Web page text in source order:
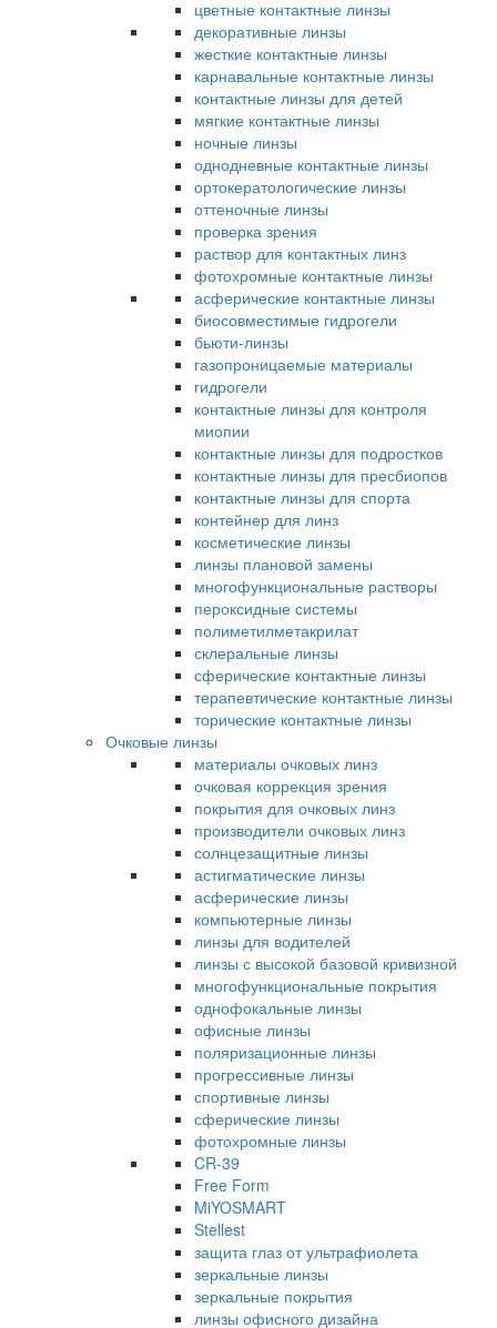
цветные контактные линзы
декоративные линзы
жесткие контактные линзы
карнавальные контактные линзы
контактные линзы для детей
мягкие контактные линзы
ночные линзы
однодневные контактные линзы
ортокератологические линзы
оттеночные линзы
проверка зрения
раствор для контактных линз
фотохромные контактные линзы
асферические контактные линзы
биосовместимые гидрогели
бьюти-линзы
газопроницаемые материалы
гидрогели
контактные линзы для контроля
миопии
контактные линзы для подростков
контактные линзы для пресбиопов
контактные линзы для спорта
контейнер для линз
косметические линзы
линзы плановой замены
многофункциональные растворы
пероксидные системы
полиметилметакрилат
склеральные линзы
сферические контактные линзы
терапевтические контактные линзы
торические контактные линзы
Очковые линзы
материалы очковых линз
очковая коррекция зрения
покрытия для очковых линз
производители очковых линз
солнцезащитные линзы
астигматические линзы
асферические линзы
компьютерные линзы
линзы для водителей
линзы с высокой базовой кривизной
многофункциональные покрытия
однофокальные линзы
офисные линзы
поляризационные линзы
прогрессивные линзы
спортивные линзы
сферические линзы
фотохромные линзы
CR-39
Free Form
MiYOSMART
Stellest
защита глаз от ультрафиолета
зеркальные линзы
зеркальные покрытия
линзы офисного дизайна